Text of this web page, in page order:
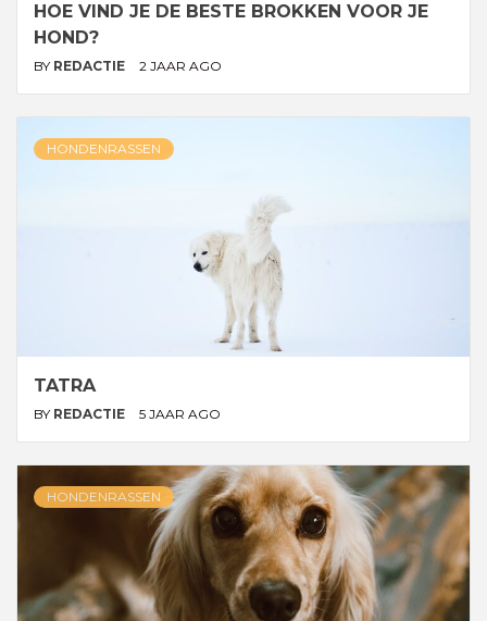
HOE VIND JE DE BESTE BROKKEN VOOR JE
HOND?
BY REDACTIE 2 JAAR AGO
HONDENRASSEN
TATRA
BY REDACTIE 5 JAAR AGO
HONDENRASSEN